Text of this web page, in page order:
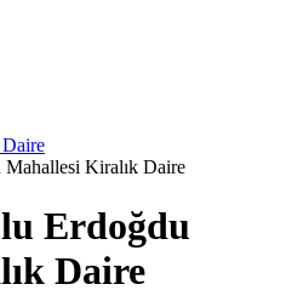
Kiralık Daire
Erdoğdu
Daire